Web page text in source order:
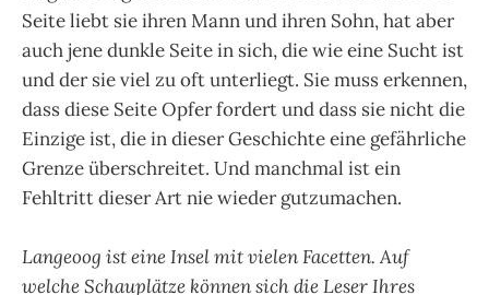
Seite liebt sie ihren Mann und ihren Sohn, hat aber
auch jene dunkle Seite in sich, die wie eine Sucht ist
und der sie viel zu oft unterliegt. Sie muss erkennen,
dass diese Seite Opfer fordert und dass sie nicht die
Einzige ist, die in dieser Geschichte eine gefährliche
Grenze überschreitet. Und manchmal ist ein
Fehltritt dieser Art nie wieder gutzumachen.
Langeoog ist eine Insel mit vielen Facetten. Auf
welche Schauplätze können sich die Leser Ihres